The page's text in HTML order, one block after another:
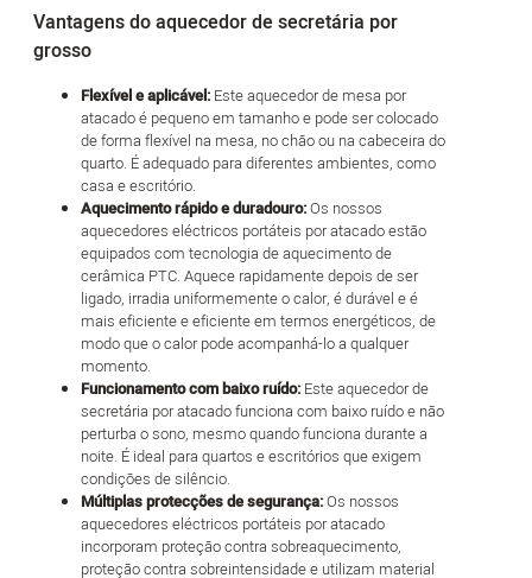
Vantagens do aquecedor de secretária por
grosso
Flexível e aplicável:Este aquecedor de mesa por
atacado é pequeno em tamanho e pode ser colocado
de forma flexível na mesa, no chão ou na cabeceira do
quarto. É adequado para diferentes ambientes, como
casa e escritório.
Aquecimento rápido e duradouro:Os nossos
aquecedores eléctricos portáteis por atacado estão
equipados com tecnologia de aquecimento de
cerâmica PTC. Aquece rapidamente depois de ser
ligado, irradia uniformemente o calor, é durável e é
mais eficiente e eficiente em termos energéticos, de
modo que o calor pode acompanhá-lo a qualquer
momento.
Funcionamento com baixo ruído:Este aquecedor de
secretária por atacado funciona com baixo ruído e não
perturba o sono, mesmo quando funciona durante a
noite. É ideal para quartos e escritórios que exigem
condições de silêncio.
Múltiplas protecções de segurança:Os nossos
aquecedores eléctricos portáteis por atacado
incorporam proteção contra sobreaquecimento,
proteção contra sobreintensidade e utilizam material